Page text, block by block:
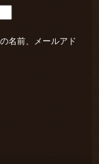
名前、メールアド